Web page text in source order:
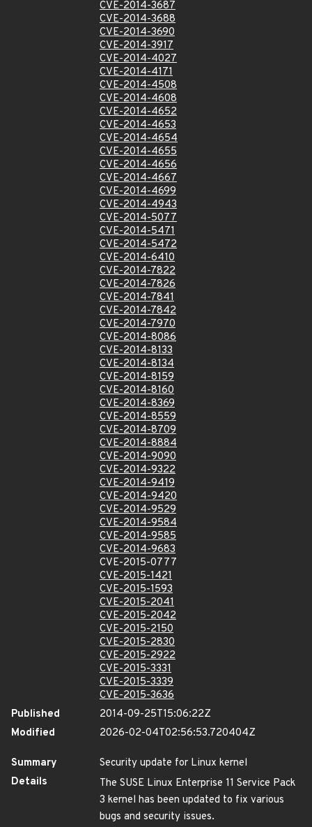
CVE-2014-3687
CVE-2014-3688
CVE-2014-3690
CVE-2014-3917
CVE-2014-4027
CVE-2014-4171
CVE-2014-4508
CVE-2014-4608
CVE-2014-4652
CVE-2014-4653
CVE-2014-4654
CVE-2014-4655
CVE-2014-4656
CVE-2014-4667
CVE-2014-4699
CVE-2014-4943
CVE-2014-5077
CVE-2014-5471
CVE-2014-5472
CVE-2014-6410
CVE-2014-7822
CVE-2014-7826
CVE-2014-7841
CVE-2014-7842
CVE-2014-7970
CVE-2014-8086
CVE-2014-8133
CVE-2014-8134
CVE-2014-8159
CVE-2014-8160
CVE-2014-8369
CVE-2014-8559
CVE-2014-8709
CVE-2014-8884
CVE-2014-9090
CVE-2014-9322
CVE-2014-9419
CVE-2014-9420
CVE-2014-9529
CVE-2014-9584
CVE-2014-9585
CVE-2014-9683
CVE-2015-0777
CVE-2015-1421
CVE-2015-1593
CVE-2015-2041
CVE-2015-2042
CVE-2015-2150
CVE-2015-2830
CVE-2015-2922
CVE-2015-3331
CVE-2015-3339
CVE-2015-3636
Published
2014-09-25T15:06:22Z
Modified
2026-02-04T02:56:53.720404Z
Summary
Security update for Linux kernel
Details
The SUSE Linux Enterprise 11 Service Pack
3 kernel has been updated to fix various
bugs and security issues.